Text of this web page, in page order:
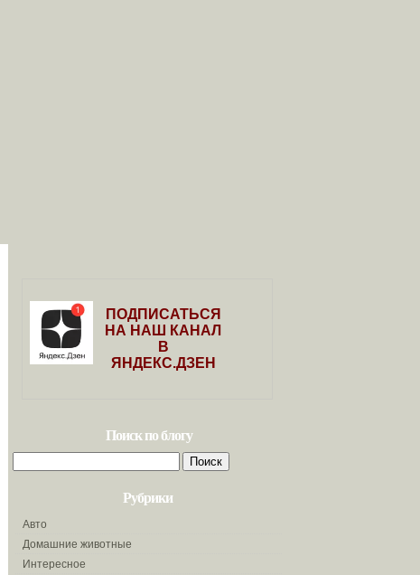
ПОДПИСАТЬСЯ
НА НАШ КАНАЛ
В
ЯНДЕКС.ДЗЕН
Поиск по блогу
Найти:
Рубрики
Авто
Домашние животные
Интересное